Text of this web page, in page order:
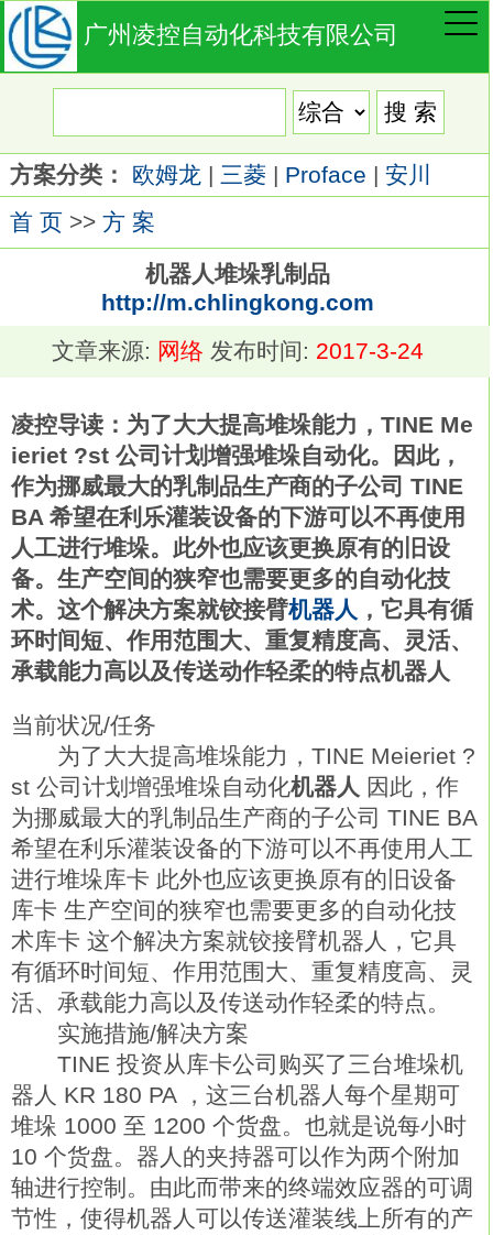
广州凌控自动化科技有限公司
方案分类： 欧姆龙 | 三菱| Proface | 安川
首 页>> 方 案
机器人堆垛乳制品
http://m.chlingkong.com
文章来源: 网络 发布时间: 2017-3-24
凌控导读：为了大大提高堆垛能力，TINE Me
ieriet ?st 公司计划增强堆垛自动化。因此，
作为挪威最大的乳制品生产商的子公司 TINE
BA 希望在利乐灌装设备的下游可以不再使用
人工进行堆垛。此外也应该更换原有的旧设
备。生产空间的狭窄也需要更多的自动化技
术。这个解决方案就铰接臂机器人 ，它具有循
环时间短、作用范围大、重复精度高、灵活、
承载能力高以及传送动作轻柔的特点机器人
当前状况/任务
为了大大提高堆垛能力，TINE Meieriet ?
st 公司计划增强堆垛自动化机器人 因此，作
为挪威最大的乳制品生产商的子公司 TINE BA
希望在利乐灌装设备的下游可以不再使用人工
进行堆垛库卡 此外也应该更换原有的旧设备
库卡 生产空间的狭窄也需要更多的自动化技
术库卡 这个解决方案就铰接臂机器人，它具
有循环时间短、作用范围大、重复精度高、灵
活、承载能力高以及传送动作轻柔的特点。
实施措施/解决方案
TINE 投资从库卡公司购买了三台堆垛机
器人 KR 180 PA ，这三台机器人每个星期可
堆垛 1000 至 1200 个货盘。也就是说每小时
10 个货盘。器人的夹持器可以作为两个附加
轴进行控制。由此而带来的终端效应器的可调
节性，使得机器人可以传送灌装线上所有的产